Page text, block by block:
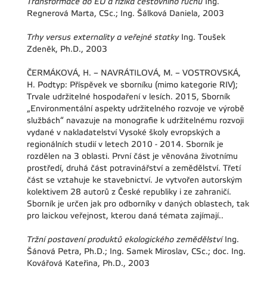
Regnerová Marta, CSc.; Ing. Šálková Daniela, 2003
Trhy versus externality a veřejné statkyIng. Toušek
Zdeněk, Ph.D., 2003
ČERMÁKOVÁ, H. – NAVRÁTILOVÁ, M. – VOSTROVSKÁ,
H. Podtyp: Příspěvek ve sborníku (mimo kategorie RIV);
Trvale udržitelné hospodaření v lesích. 2015, Sborník
„Environmentální aspekty udržitelného rozvoje ve výrobě
službách“ navazuje na monografie k udržitelnému rozvoji
vydané v nakladatelství Vysoké školy evropských a
regionálních studií v letech 2010 - 2014. Sborník je
rozdělen na 3 oblasti. První část je věnována životnímu
prostředí, druhá část potravinářství a zemědělství. Třetí
část se vztahuje ke stavebnictví. Je vytvořen autorským
kolektivem 28 autorů z České republiky i ze zahraničí.
Sborník je určen jak pro odborníky v daných oblastech, tak
pro laickou veřejnost, kterou daná témata zajímají..
Tržní postavení produktů ekologického zemědělstvíIng.
Šánová Petra, Ph.D.; Ing. Samek Miroslav, CSc.; doc. Ing.
Kovářová Kateřina, Ph.D., 2003